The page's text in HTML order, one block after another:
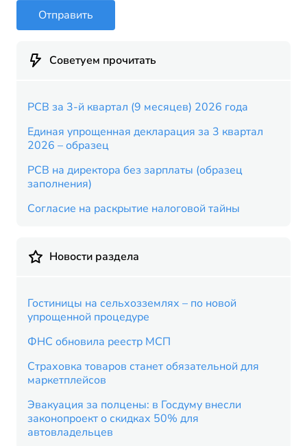
Отправить
Советуем прочитать
РСВ за 3-й квартал (9 месяцев) 2026 года
Единая упрощенная декларация за 3 квартал
2026 – образец
РСВ на директора без зарплаты (образец
заполнения)
Согласие на раскрытие налоговой тайны
Новости раздела
Гостиницы на сельхозземлях – по новой
упрощенной процедуре
ФНС обновила реестр МСП
Страховка товаров станет обязательной для
маркетплейсов
Эвакуация за полцены: в Госдуму внесли
законопроект о скидках 50% для
автовладельцев